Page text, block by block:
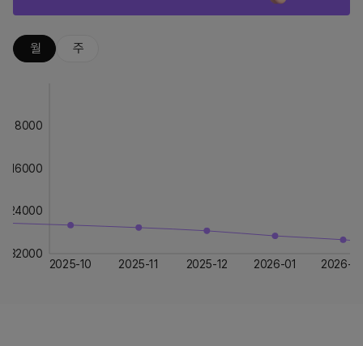
월 주
2025-10 2025-11 2025-12 2026-01 2026-
8000
16000
24000
32000